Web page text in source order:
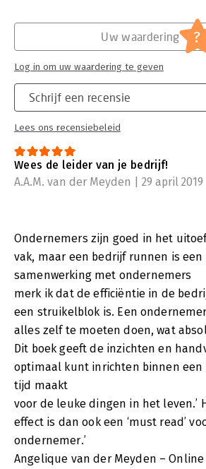
Schrijf een recensie
Lees ons recensiebeleid
Uw waardering ?
Log in om uw waardering te geven
Wees de leider van je bedrijf!
A.A.M. van der Meyden | 29 april 2019
Ondernemers zijn goed in het
vak, maar een bedrijf runnen is
samenwerking met ondernemers
merk ik dat de efficiëntie in de
een struikelblok is. Een
alles zelf te moeten doen, wat
Dit boek geeft de inzichten en
optimaal kunt inrichten binnen een
tijd maakt
voor de leuke dingen in het leven.’
effect is dan ook een ‘must read’
ondernemer.’
Angelique van der Meyden –